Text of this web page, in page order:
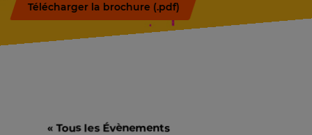
Télécharger la brochure (.pdf)
« Tous les Évènements